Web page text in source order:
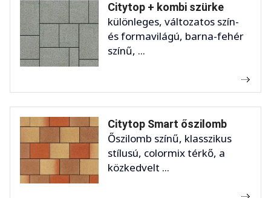
Citytop + kombi szürke
különleges, változatos szín-
és formavilágú, barna-fehér
színű, ...
Citytop Smart őszilomb
Őszilomb színű, klasszikus
stílusú, colormix térkő, a
közkedvelt ...